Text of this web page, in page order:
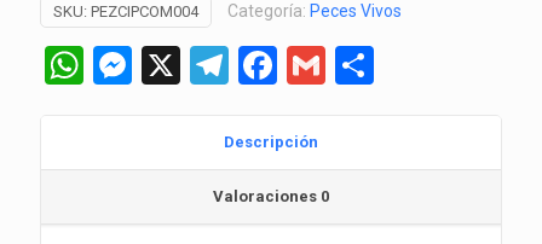
SKU: PEZCIPCOM004 Categoría: Peces Vivos
WhatsApp
Messenger
X Telegram
Facebook
Gmail
Descripción
Valoraciones 0